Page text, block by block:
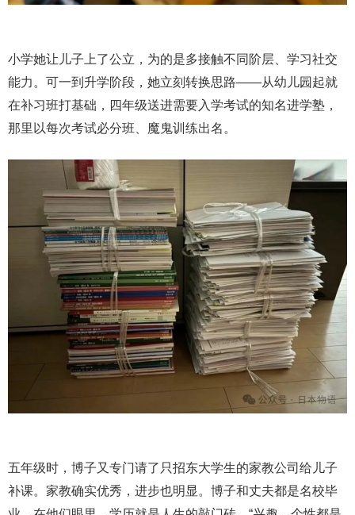
小学她让儿子上了公立，为的是多接触不同阶层、学习社交
能力。可一到升学阶段，她立刻转换思路——从幼儿园起就
在补习班打基础，四年级送进需要入学考试的知名进学塾，
那里以每次考试必分班、魔鬼训练出名。
五年级时，博子又专门请了只招东大学生的家教公司给儿子
补课。家教确实优秀，进步也明显。博子和丈夫都是名校毕